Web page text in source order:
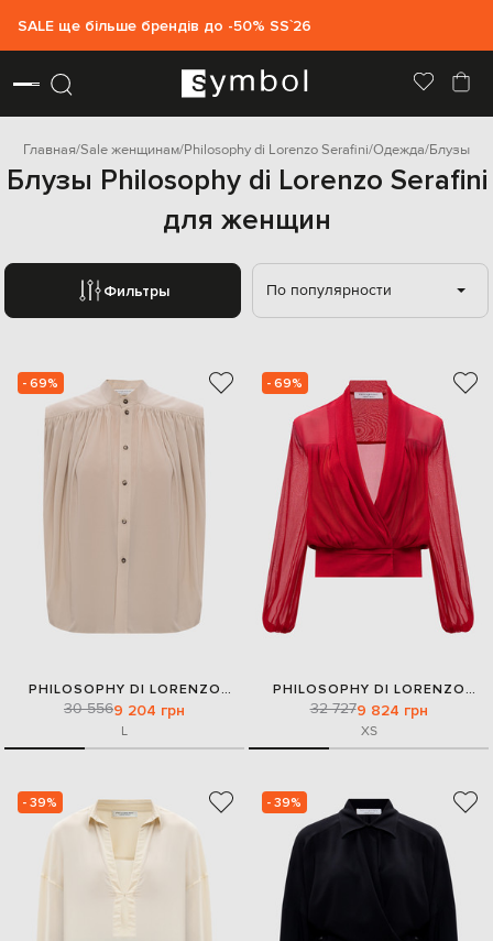
SALE ще більше брендів до -50% SS`26
Главная Sale женщинам Philosophy di Lorenzo Serafini Одежда Блузы
Блузы Philosophy di Lorenzo Serafini
для женщин
Фильтры По популярности
- 69%
PHILOSOPHY DI LORENZO
SERAFINI
30 5569 204 грн
L
- 69%
PHILOSOPHY DI LORENZO
SERAFINI
32 7279 824 грн
XS
- 39% - 39%